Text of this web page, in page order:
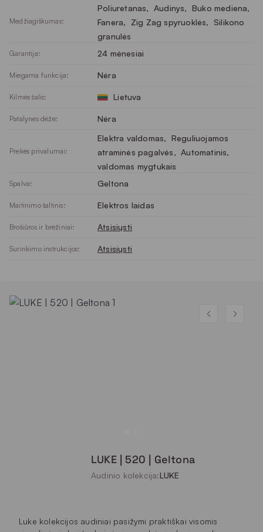
Medžiagiškumas:
Poliuretanas, Audinys, Buko mediena,
Fanera, Zig Zag spyruoklės, Silikono
granulės
Garantija: 24 mėnesiai
Miegama funkcija: Nėra
Kilmės šalis: Lietuva
Patalynės dėžė: Nėra
Prekės privalumai:
Elektra valdomas, Reguliuojamos
atraminės pagalvės, Automatinis,
valdomas mygtukais
Spalva: Geltona
Maitinimo šaltinis: Elektros laidas
Brošiūros ir brėžiniai: Atsisiųsti
Surinkimo instrukcijos: Atsisiųsti
LUKE | 520 | Geltona
Audinio kolekcija:LUKE
Luke kolekcijos audiniai pasižymi praktiškai visomis